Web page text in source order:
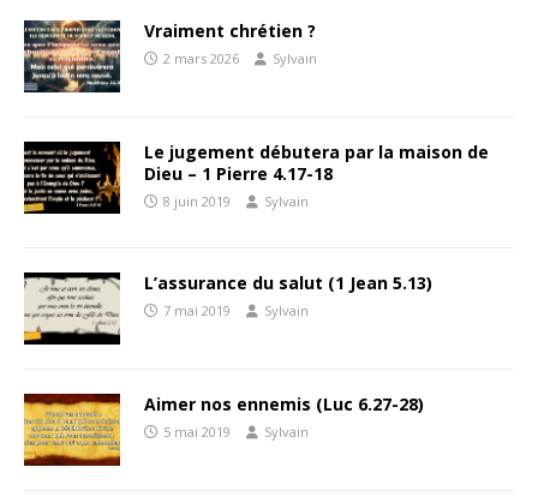
Vraiment chrétien ?
2 mars 2026 Sylvain
Le jugement débutera par la maison de
Dieu – 1 Pierre 4.17-18
8 juin 2019 Sylvain
L’assurance du salut (1 Jean 5.13)
7 mai 2019 Sylvain
Aimer nos ennemis (Luc 6.27-28)
5 mai 2019 Sylvain